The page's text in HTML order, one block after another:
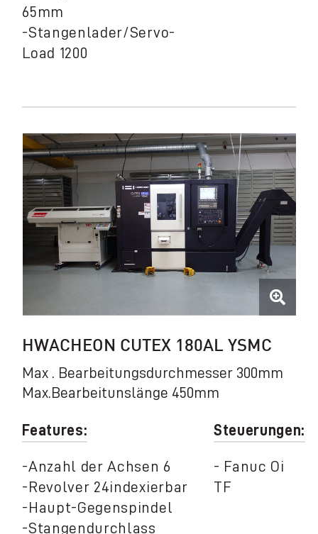
65mm
-Stangenlader/Servo-
Load 1200
HWACHEON CUTEX 180AL YSMC
Max . Bearbeitungsdurchmesser 300mm
Max.Bearbeitunslänge 450mm
Features:
-Anzahl der Achsen 6
-Revolver 24indexierbar
-Haupt-Gegenspindel
-Stangendurchlass
Steuerungen:
- Fanuc Oi
TF